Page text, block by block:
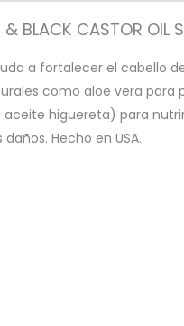
& BLACK CASTOR OIL
a fortalecer el cabello
como aloe vera
higuereta) para
Hecho en USA.